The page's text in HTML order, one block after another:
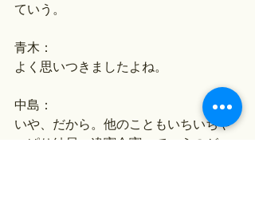
ていう。
青木：
よく思いつきましたよね。
中島：
いや、だから。他のこともいちいちや
っぱり結局、違憲合憲っていうのが、